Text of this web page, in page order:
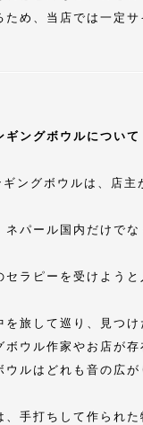
め、当店では一定
ングボウルについて
グボウルは、店主
パール国内だけで
ラピーを受けようと
旅して巡り、見つけ
ウル作家やお店が
ルはどれも音の広
手打ちして作られ